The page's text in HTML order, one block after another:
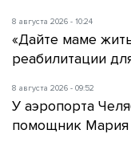
8 августа 2026 - 10:24
«Дайте маме
реабилитации
8 августа 2026 - 09:52
У аэропорта
помощник Мария